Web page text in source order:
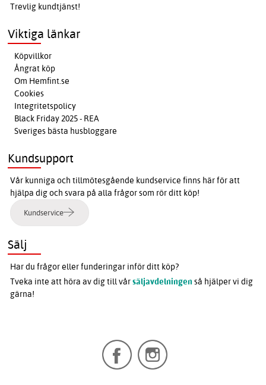
Trevlig kundtjänst!
Viktiga länkar
Köpvillkor
Ångrat köp
Om Hemfint.se
Cookies
Integritetspolicy
Black Friday 2025 - REA
Sveriges bästa husbloggare
Kundsupport
Vår kunniga och tillmötesgående kundservice finns här för att
hjälpa dig och svara på alla frågor som rör ditt köp!
Kundservice
Sälj
Har du frågor eller funderingar inför ditt köp?
Tveka inte att höra av dig till vårsäljavdelningen så hjälper vi dig
gärna!